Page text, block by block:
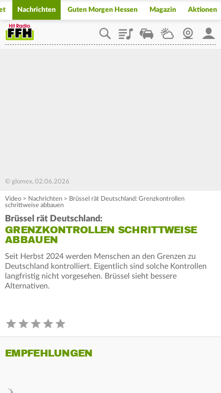
Nachrichten Guten Morgen Hessen Magazin Aktionen
PlaylistStaupilotWetterWebcam
© glomex, 02.06.2026
Video > Nachrichten > Brüssel rät Deutschland: Grenzkontrollen
schrittweise abbauen
Brüssel rät Deutschland:
GRENZKONTROLLEN SCHRITTWEISE
ABBAUEN
Seit Herbst 2024 werden Menschen an den Grenzen zu
Deutschland kontrolliert. Eigentlich sind solche Kontrollen
langfristig nicht vorgesehen. Brüssel sieht bessere
Alternativen.
EMPFEHLUNGEN